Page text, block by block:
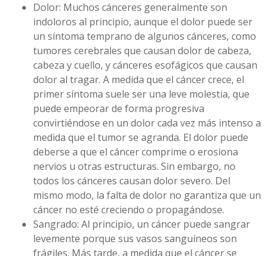
Dolor: Muchos cánceres generalmente son
indoloros al principio, aunque el dolor puede ser
un síntoma temprano de algunos cánceres, como
tumores cerebrales que causan dolor de cabeza,
cabeza y cuello, y cánceres esofágicos que causan
dolor al tragar. A medida que el cáncer crece, el
primer síntoma suele ser una leve molestia, que
puede empeorar de forma progresiva
convirtiéndose en un dolor cada vez más intenso a
medida que el tumor se agranda. El dolor puede
deberse a que el cáncer comprime o erosiona
nervios u otras estructuras. Sin embargo, no
todos los cánceres causan dolor severo. Del
mismo modo, la falta de dolor no garantiza que un
cáncer no esté creciendo o propagándose.
Sangrado: Al principio, un cáncer puede sangrar
levemente porque sus vasos sanguíneos son
frágiles. Más tarde, a medida que el cáncer se